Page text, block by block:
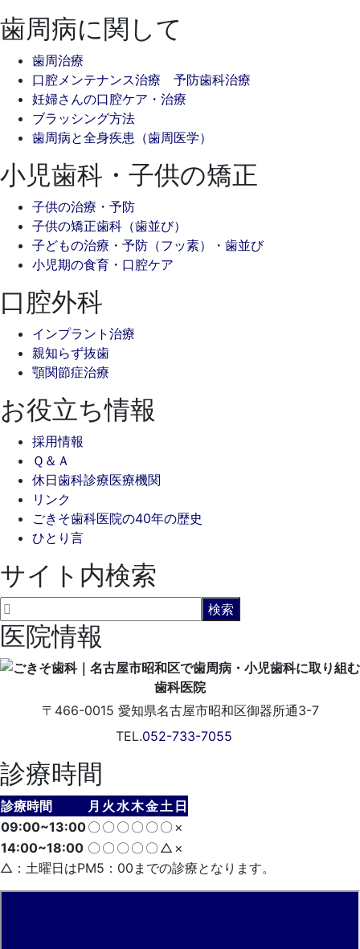
歯周病に関して
歯周治療
口腔メンテナンス治療 予防歯科治療
妊婦さんの口腔ケア・治療
ブラッシング方法
歯周病と全身疾患（歯周医学）
小児歯科・子供の矯正
子供の治療・予防
子供の矯正歯科（歯並び）
子どもの治療・予防（フッ素）・歯並び
小児期の食育・口腔ケア
口腔外科
インプラント治療
親知らず抜歯
顎関節症治療
お役立ち情報
採用情報
Ｑ＆Ａ
休日歯科診療医療機関
リンク
ごきそ歯科医院の40年の歴史
ひとり言
サイト内検索
医院情報
〒466-0015 愛知県名古屋市昭和区御器所通3-7
TEL.052-733-7055
診療時間
診療時間 月 火 水木金土 日
09:00~13:00〇 〇 〇 〇 〇 〇 ×
14:00~18:00 〇 〇 〇 〇 〇 △ ×
△：土曜日はPM5：00までの診療となります。